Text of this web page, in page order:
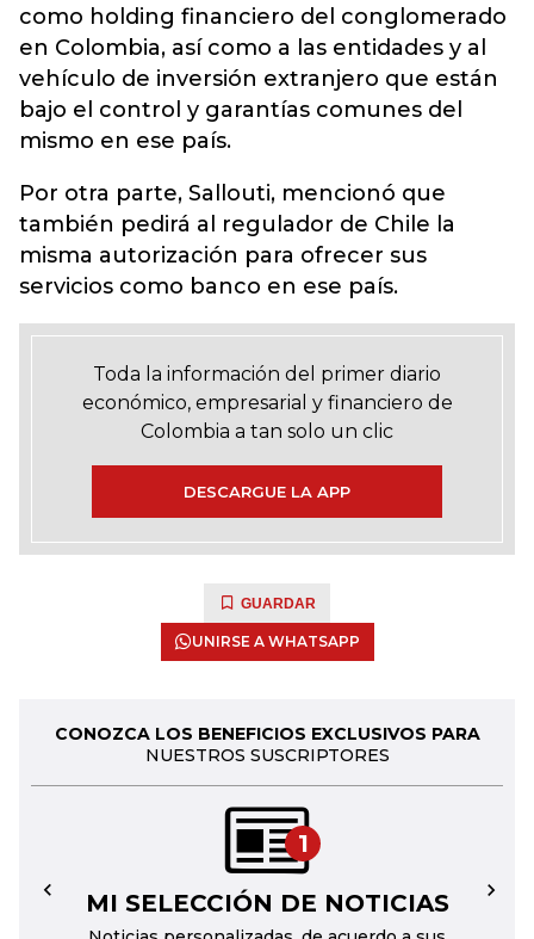
como holding financiero del conglomerado
en Colombia, así como a las entidades y al
vehículo de inversión extranjero que están
bajo el control y garantías comunes del
mismo en ese país.
Por otra parte, Sallouti, mencionó que
también pedirá al regulador de Chile la
misma autorización para ofrecer sus
servicios como banco en ese país.
Toda la información del primer diario
económico, empresarial y financiero de
Colombia a tan solo un clic
DESCARGUE LA APP
GUARDAR
UNIRSE A WHATSAPP
CONOZCA LOS BENEFICIOS EXCLUSIVOS PARA
NUESTROS SUSCRIPTORES
1
MI SELECCIÓN DE NOTICIAS
← →